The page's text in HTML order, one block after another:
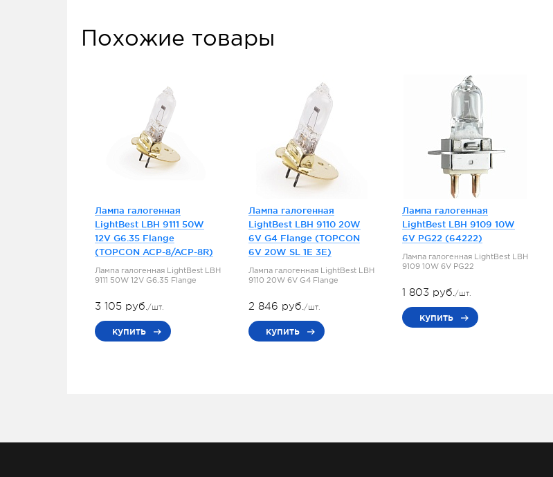
Похожие товары
Лампа галогенная
LightBest LBH 9111 50W
12V G6.35 Flange
(TOPCON ACP-8/ACP-8R)
Лампа галогенная LightBest LBH
9111 50W 12V G6.35 Flange
3 105 руб./шт.
купить
Лампа галогенная
LightBest LBH 9110 20W
6V G4 Flange (TOPCON
6V 20W SL 1E 3E)
Лампа галогенная LightBest LBH
9110 20W 6V G4 Flange
2 846 руб./шт.
купить
Лампа галогенная
LightBest LBH 9109 10W
6V PG22 (64222)
Лампа галогенная LightBest LBH
9109 10W 6V PG22
1 803 руб./шт.
купить